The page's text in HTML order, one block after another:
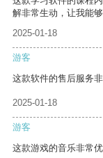
解非常生动，让我能
2025-01-18
游客
这款软件的售后服务
2025-01-18
游客
这款游戏的音乐非常